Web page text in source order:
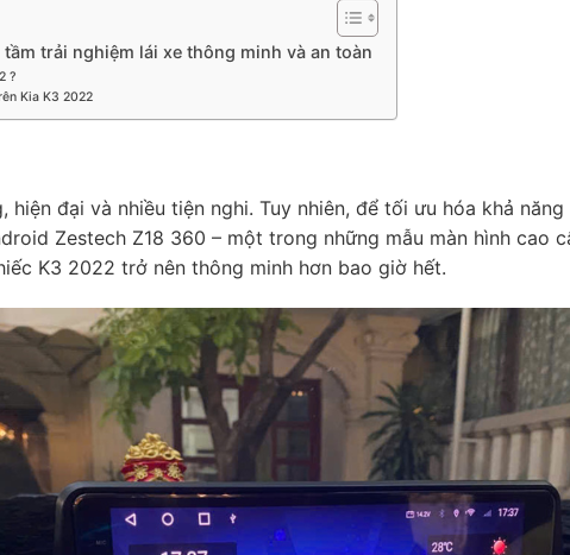
cảm biến áp suất lốp, hỗ trợ camera hành trình,…
xuất
trải nghiệm lái xe thông minh và an toàn
?
Kia K3 2022
đại và nhiều tiện nghi. Tuy nhiên, để tối ưu hóa khả
Zestech Z18 360 – một trong những mẫu màn hình cao
K3 2022 trở nên thông minh hơn bao giờ hết.